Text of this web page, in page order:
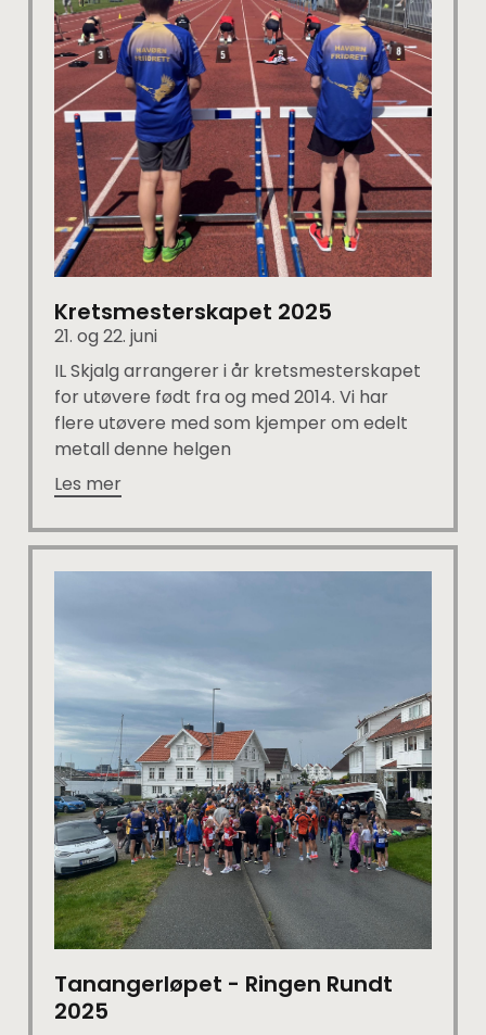
Kretsmesterskapet 2025
21. og 22. juni
IL Skjalg arrangerer i år kretsmesterskapet
for utøvere født fra og med 2014. Vi har
flere utøvere med som kjemper om edelt
metall denne helgen
Les mer
Tanangerløpet - Ringen Rundt
2025